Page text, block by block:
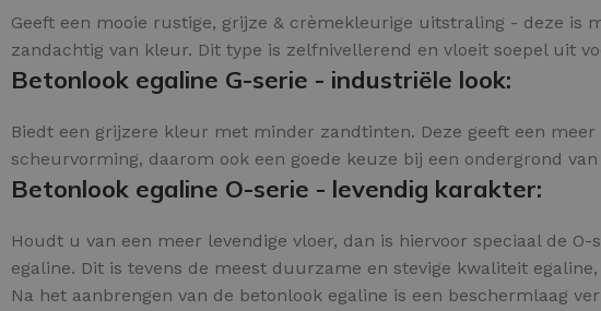
Geeft een mooie rustige, grijze & crèmekleurige uitstraling - deze
zandachtig van kleur. Dit type is zelfnivellerend en vloeit soepel uit
Betonlook egaline G-serie - industriële look:
Biedt een grijzere kleur met minder zandtinten. Deze geeft een
scheurvorming, daarom ook een goede keuze bij een ondergrond
Betonlook egaline O-serie - levendig karakter:
Houdt u van een meer levendige vloer, dan is hiervoor speciaal de
egaline. Dit is tevens de meest duurzame en stevige kwaliteit
Na het aanbrengen van de betonlook egaline is een beschermlaag